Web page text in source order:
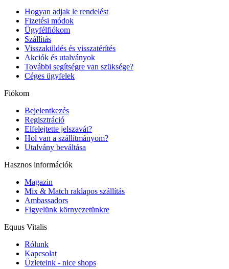
Hogyan adjak le rendelést
Fizetési módok
Ügyfélfiókom
Szállítás
Visszaküldés és visszatérítés
Akciók és utalványok
További segítségre van szüksége?
Céges ügyfelek
Fiókom
Bejelentkezés
Regisztráció
Elfelejtette jelszavát?
Hol van a szállítmányom?
Utalvány beváltása
Hasznos információk
Magazin
Mix & Match raklapos szállítás
Ambassadors
Figyelünk környezetünkre
Equus Vitalis
Rólunk
Kapcsolat
Üzleteink - nice shops